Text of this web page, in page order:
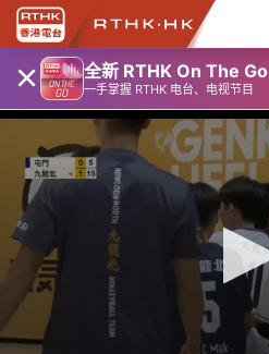
× 全新 RTHK On The Go
一手掌握 RTHK 电台、电视节目